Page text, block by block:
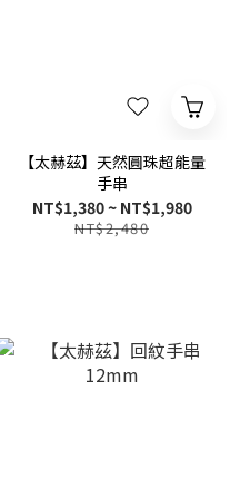
【太赫茲】天然圓珠超能量
手串
NT$1,380 ~ NT$1,980
NT$2,480